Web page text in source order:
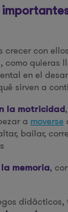
crecer con
como quieras
en el
sirven a
la motricidad
a moverse
bailar,
memoria,